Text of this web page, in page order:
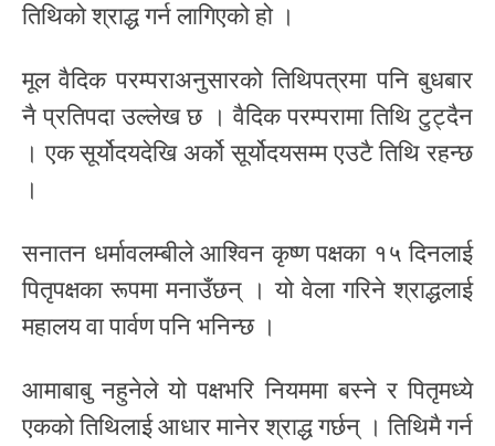
तिथिको श्राद्ध गर्न लागिएको हो ।
मूल वैदिक परम्पराअनुसारको तिथिपत्रमा पनि बुधबार
नै प्रतिपदा उल्लेख छ । वैदिक परम्परामा तिथि टुट्दैन
। एक सूर्योदयदेखि अर्को सूर्योदयसम्म एउटै तिथि रहन्छ
।
सनातन धर्मावलम्बीले आश्विन कृष्ण पक्षका १५ दिनलाई
पितृपक्षका रूपमा मनाउँछन् । यो वेला गरिने श्राद्धलाई
महालय वा पार्वण पनि भनिन्छ ।
आमाबाबु नहुनेले यो पक्षभरि नियममा बस्ने र पितृमध्ये
एकको तिथिलाई आधार मानेर श्राद्ध गर्छन् । तिथिमै गर्न